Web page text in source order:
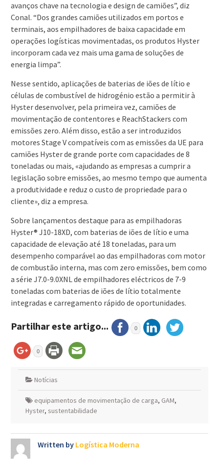
avanços chave na tecnologia e design de camiões”, diz
Conal. “Dos grandes camiões utilizados em portos e
terminais, aos empilhadores de baixa capacidade em
operações logísticas movimentadas, os produtos Hyster
incorporam cada vez mais uma gama de soluções de
energia limpa”.
Nesse sentido, aplicações de baterias de iões de lítio e
células de combustível de hidrogénio estão a permitir à
Hyster desenvolver, pela primeira vez, camiões de
movimentação de contentores e ReachStackers com
emissões zero. Além disso, estão a ser introduzidos
motores Stage V compatíveis com as emissões da UE para
camiões Hyster de grande porte com capacidades de 8
toneladas ou mais, «ajudando as empresas a cumprir a
legislação sobre emissões, ao mesmo tempo que aumenta
a produtividade e reduz o custo de propriedade para o
cliente», diz a empresa.
Sobre lançamentos destaque para as empilhadoras
Hyster® J10-18XD, com baterias de iões de lítio e uma
capacidade de elevação até 18 toneladas, para um
desempenho comparável ao das empilhadoras com motor
de combustão interna, mas com zero emissões, bem como
a série J7.0-9.0XNL de empilhadores eléctricos de 7-9
toneladas com baterias de iões de lítio totalmente
integradas e carregamento rápido de oportunidades.
Partilhar este artigo... 0
0
Notícias
equipamentos de movimentação de carga, GAM,
Hyster, sustentabilidade
Written by Logística Moderna